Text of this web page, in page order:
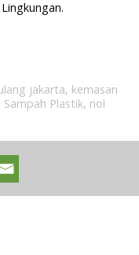
jakarta, kemasan
Sampah Plastik, nol